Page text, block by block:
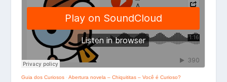
Guia dos Curiosos ·Abertura novela – Chiquititas – Você é Curioso?